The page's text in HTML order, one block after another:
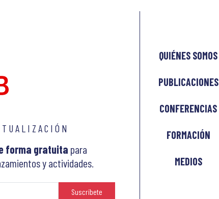
forma gratuita para
y actividades.
Suscríbete
QUIÉNES SOMOS
PUBLICACIONES
CONFERENCIAS
FORMACIÓN
MEDIOS